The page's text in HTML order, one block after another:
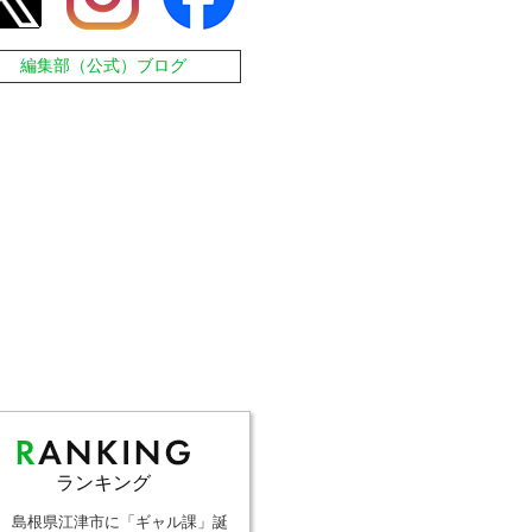
編集部（公式）ブログ
ランキング
島根県江津市に「ギャル課」誕